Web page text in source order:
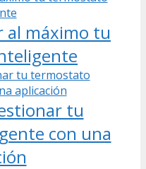
al máximo tu
tu
con una